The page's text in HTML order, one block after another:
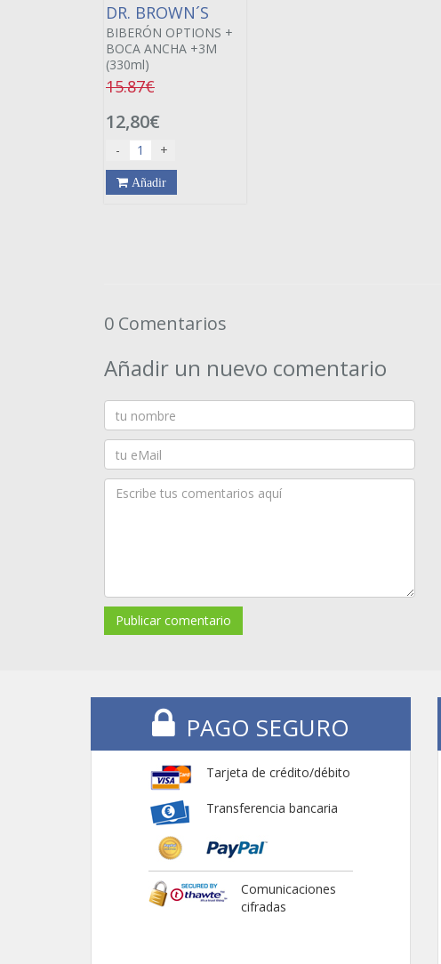
DR. BROWN´S
BIBERÓN OPTIONS +
BOCA ANCHA +3M
(330ml)
15.87€
12,80€
- +
Añadir
0 Comentarios
Añadir un nuevo comentario
Publicar comentario
PAGO SEGURO
Tarjeta de crédito/débito
Transferencia bancaria
Comunicaciones
cifradas